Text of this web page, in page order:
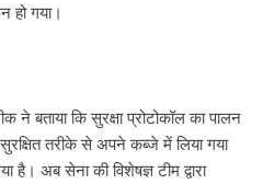
हो गया।
ने बताया कि सुरक्षा प्रोटोकॉल का पालन
तरीके से अपने कब्जे में लिया गया
है। अब सेना की विशेषज्ञ टीम द्वारा